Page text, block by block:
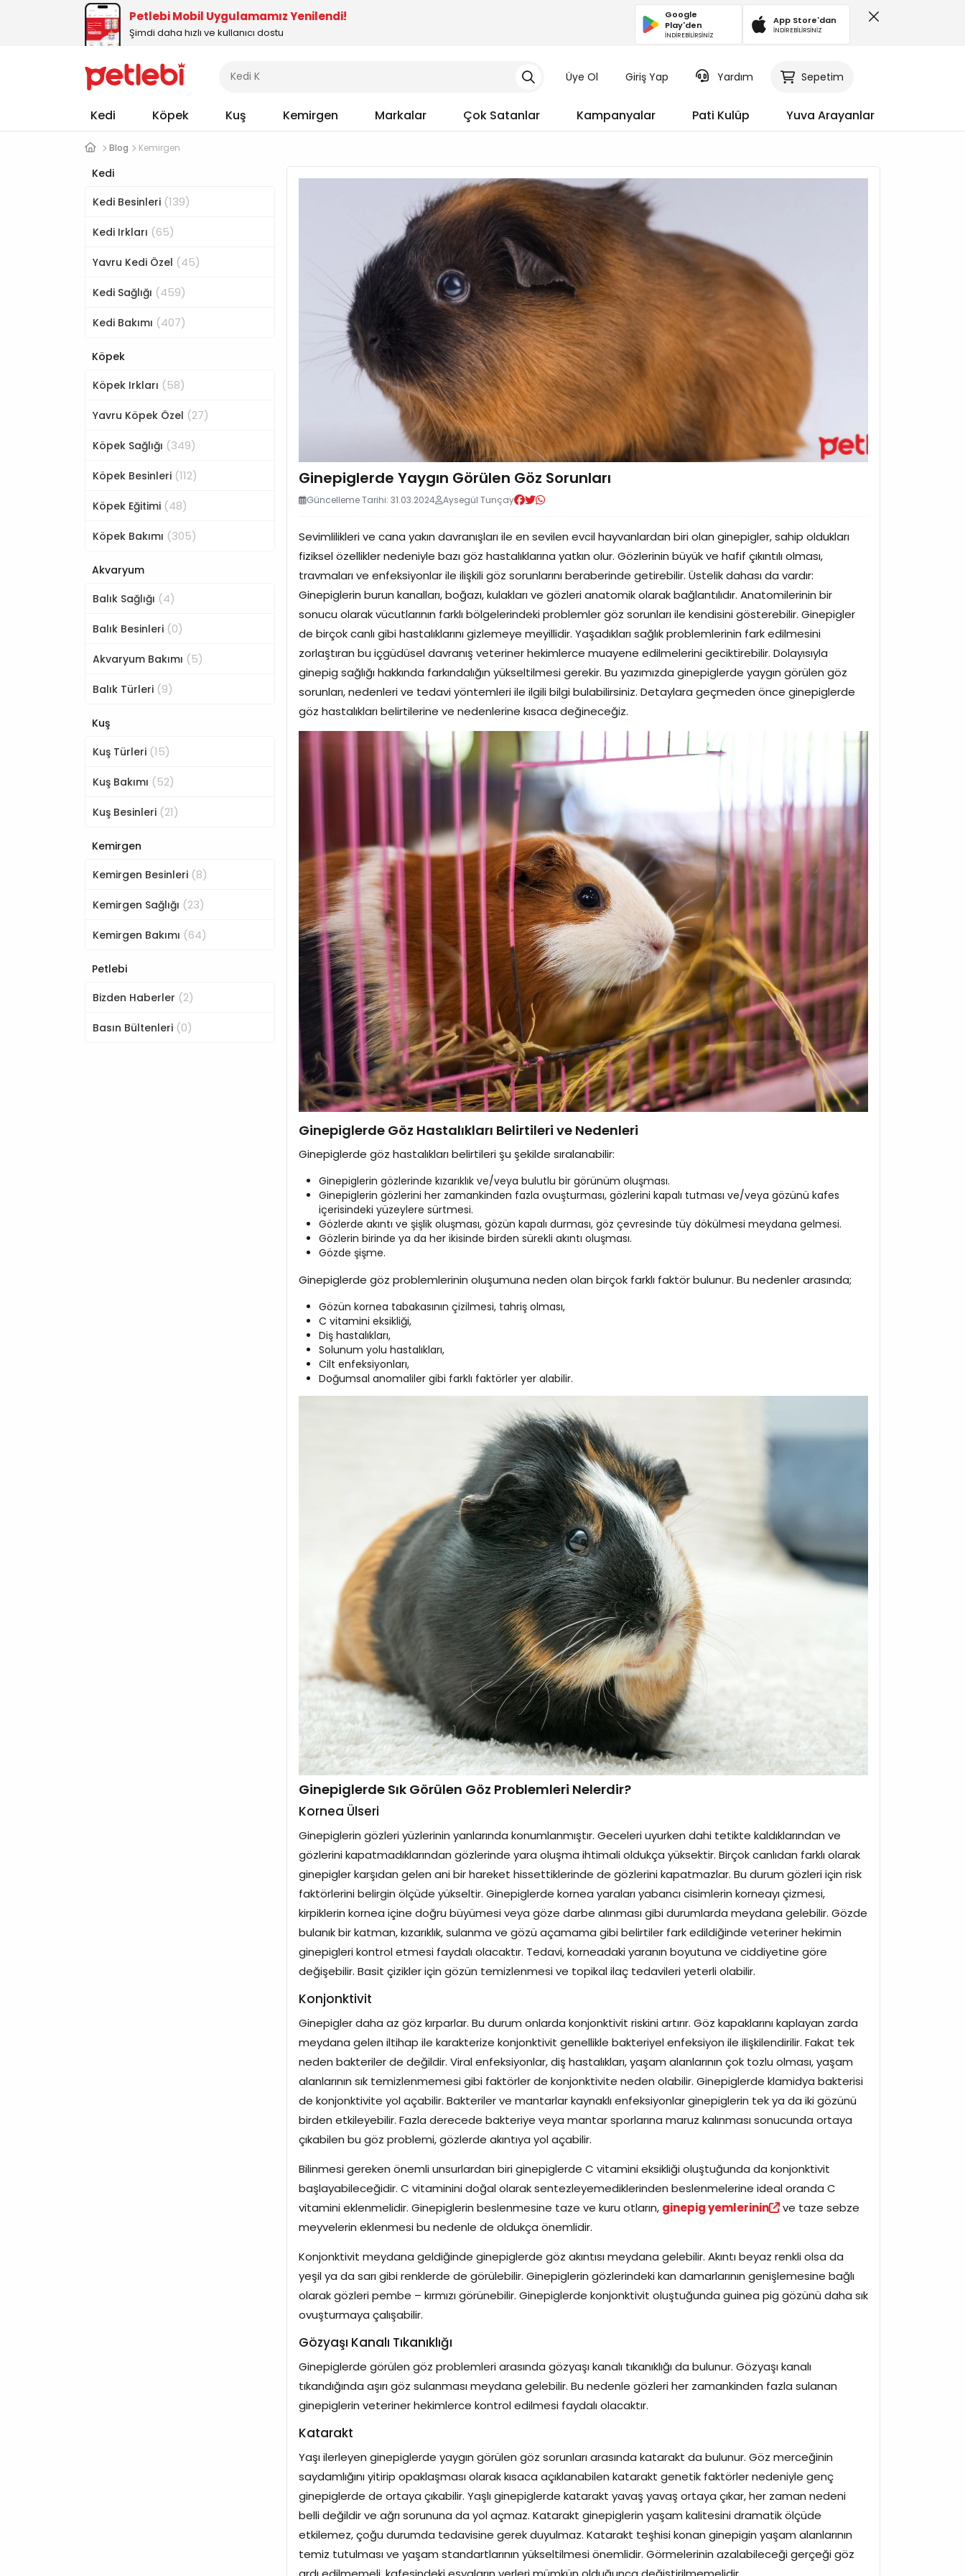
Petlebi Mobil Uygulamamız Yenilendi!
Şimdi daha hızlı ve kullanıcı dostu
Google
Play'den
İNDİREBİLİRSİNİZ
App Store'dan
İNDİREBİLİRSİNİZ
Üye Ol Giriş Yap Yardım Sepetim
Kedi Köpek Kuş Kemirgen Markalar Çok Satanlar Kampanyalar Pati Kulüp Yuva Arayanlar
Blog Kemirgen
Ginepiglerde Yaygın Görülen Göz Sorunları
Güncelleme Tarihi: 31.03.2024 Aysegül Tunçay
Sevimlilikleri ve cana yakın davranışları ile en sevilen evcil hayvanlardan biri olan ginepigler, sahip oldukları
fiziksel özellikler nedeniyle bazı göz hastalıklarına yatkın olur. Gözlerinin büyük ve hafif çıkıntılı olması,
travmaları ve enfeksiyonlar ile ilişkili göz sorunlarını beraberinde getirebilir. Üstelik dahası da vardır:
Ginepiglerin burun kanalları, boğazı, kulakları ve gözleri anatomik olarak bağlantılıdır. Anatomilerinin bir
sonucu olarak vücutlarının farklı bölgelerindeki problemler göz sorunları ile kendisini gösterebilir. Ginepigler
de birçok canlı gibi hastalıklarını gizlemeye meyillidir. Yaşadıkları sağlık problemlerinin fark edilmesini
zorlaştıran bu içgüdüsel davranış veteriner hekimlerce muayene edilmelerini geciktirebilir. Dolayısıyla
ginepig sağlığı hakkında farkındalığın yükseltilmesi gerekir. Bu yazımızda ginepiglerde yaygın görülen göz
sorunları, nedenleri ve tedavi yöntemleri ile ilgili bilgi bulabilirsiniz. Detaylara geçmeden önce ginepiglerde
göz hastalıkları belirtilerine ve nedenlerine kısaca değineceğiz.
Ginepiglerde Göz Hastalıkları Belirtileri ve Nedenleri
Ginepiglerde göz hastalıkları belirtileri şu şekilde sıralanabilir:
Ginepiglerin gözlerinde kızarıklık ve/veya bulutlu bir görünüm oluşması.
Ginepiglerin gözlerini her zamankinden fazla ovuşturması, gözlerini kapalı tutması ve/veya gözünü kafes
içerisindeki yüzeylere sürtmesi.
Gözlerde akıntı ve şişlik oluşması, gözün kapalı durması, göz çevresinde tüy dökülmesi meydana gelmesi.
Gözlerin birinde ya da her ikisinde birden sürekli akıntı oluşması.
Gözde şişme.
Ginepiglerde göz problemlerinin oluşumuna neden olan birçok farklı faktör bulunur. Bu nedenler arasında;
Gözün kornea tabakasının çizilmesi, tahriş olması,
C vitamini eksikliği,
Diş hastalıkları,
Solunum yolu hastalıkları,
Cilt enfeksiyonları,
Doğumsal anomaliler gibi farklı faktörler yer alabilir.
Ginepiglerde Sık Görülen Göz Problemleri Nelerdir?
Kornea Ülseri
Ginepiglerin gözleri yüzlerinin yanlarında konumlanmıştır. Geceleri uyurken dahi tetikte kaldıklarından ve
gözlerini kapatmadıklarından gözlerinde yara oluşma ihtimali oldukça yüksektir. Birçok canlıdan farklı olarak
ginepigler karşıdan gelen ani bir hareket hissettiklerinde de gözlerini kapatmazlar. Bu durum gözleri için risk
faktörlerini belirgin ölçüde yükseltir. Ginepiglerde kornea yaraları yabancı cisimlerin korneayı çizmesi,
kirpiklerin kornea içine doğru büyümesi veya göze darbe alınması gibi durumlarda meydana gelebilir. Gözde
bulanık bir katman, kızarıklık, sulanma ve gözü açamama gibi belirtiler fark edildiğinde veteriner hekimin
ginepigleri kontrol etmesi faydalı olacaktır. Tedavi, korneadaki yaranın boyutuna ve ciddiyetine göre
değişebilir. Basit çizikler için gözün temizlenmesi ve topikal ilaç tedavileri yeterli olabilir.
Konjonktivit
Ginepigler daha az göz kırparlar. Bu durum onlarda konjonktivit riskini artırır. Göz kapaklarını kaplayan zarda
meydana gelen iltihap ile karakterize konjonktivit genellikle bakteriyel enfeksiyon ile ilişkilendirilir. Fakat tek
neden bakteriler de değildir. Viral enfeksiyonlar, diş hastalıkları, yaşam alanlarının çok tozlu olması, yaşam
alanlarının sık temizlenmemesi gibi faktörler de konjonktivite neden olabilir. Ginepiglerde klamidya bakterisi
de konjonktivite yol açabilir. Bakteriler ve mantarlar kaynaklı enfeksiyonlar ginepiglerin tek ya da iki gözünü
birden etkileyebilir. Fazla derecede bakteriye veya mantar sporlarına maruz kalınması sonucunda ortaya
çıkabilen bu göz problemi, gözlerde akıntıya yol açabilir.
Bilinmesi gereken önemli unsurlardan biri ginepiglerde C vitamini eksikliği oluştuğunda da konjonktivit
başlayabileceğidir. C vitaminini doğal olarak sentezleyemediklerinden beslenmelerine ideal oranda C
vitamini eklenmelidir. Ginepiglerin beslenmesine taze ve kuru otların, ginepig yemlerinin
ve taze sebze
meyvelerin eklenmesi bu nedenle de oldukça önemlidir.
Konjonktivit meydana geldiğinde ginepiglerde göz akıntısı meydana gelebilir. Akıntı beyaz renkli olsa da
yeşil ya da sarı gibi renklerde de görülebilir. Ginepiglerin gözlerindeki kan damarlarının genişlemesine bağlı
olarak gözleri pembe – kırmızı görünebilir. Ginepiglerde konjonktivit oluştuğunda guinea pig gözünü daha sık
ovuşturmaya çalışabilir.
Gözyaşı Kanalı Tıkanıklığı
Ginepiglerde görülen göz problemleri arasında gözyaşı kanalı tıkanıklığı da bulunur. Gözyaşı kanalı
tıkandığında aşırı göz sulanması meydana gelebilir. Bu nedenle gözleri her zamankinden fazla sulanan
ginepiglerin veteriner hekimlerce kontrol edilmesi faydalı olacaktır.
Katarakt
Yaşı ilerleyen ginepiglerde yaygın görülen göz sorunları arasında katarakt da bulunur. Göz merceğinin
saydamlığını yitirip opaklaşması olarak kısaca açıklanabilen katarakt genetik faktörler nedeniyle genç
ginepiglerde de ortaya çıkabilir. Yaşlı ginepiglerde katarakt yavaş yavaş ortaya çıkar, her zaman nedeni
belli değildir ve ağrı sorununa da yol açmaz. Katarakt ginepiglerin yaşam kalitesini dramatik ölçüde
etkilemez, çoğu durumda tedavisine gerek duyulmaz. Katarakt teşhisi konan ginepigin yaşam alanlarının
temiz tutulması ve yaşam standartlarının yükseltilmesi önemlidir. Görmelerinin azalabileceği gerçeği göz
Kedi
Kedi Besinleri (139)
Kedi Irkları (65)
Yavru Kedi Özel (45)
Kedi Sağlığı (459)
Kedi Bakımı (407)
Köpek
Köpek Irkları (58)
Yavru Köpek Özel (27)
Köpek Sağlığı (349)
Köpek Besinleri (112)
Köpek Eğitimi (48)
Köpek Bakımı (305)
Akvaryum
Balık Sağlığı (4)
Balık Besinleri (0)
Akvaryum Bakımı (5)
Balık Türleri (9)
Kuş
Kuş Türleri (15)
Kuş Bakımı (52)
Kuş Besinleri (21)
Kemirgen
Kemirgen Besinleri (8)
Kemirgen Sağlığı (23)
Kemirgen Bakımı (64)
Petlebi
Bizden Haberler (2)
Basın Bültenleri (0)